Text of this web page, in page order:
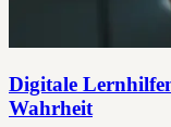
Digitale
Wahrheit